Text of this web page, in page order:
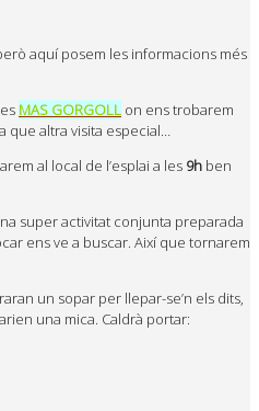
aquí posem les informacions més
MAS GORGOLL on ens trobarem
que altra visita especial…
al local​ de l’esplai​ a les 9h ben
super activitat conjunta preparada
ens ve a buscar. Així que tornarem
un sopar per llepar-se’n els dits,​
una mica. Caldrà portar: